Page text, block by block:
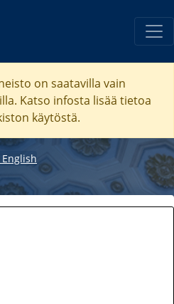
on saatavilla vain
Katso infosta lisää tietoa
käytöstä.
English